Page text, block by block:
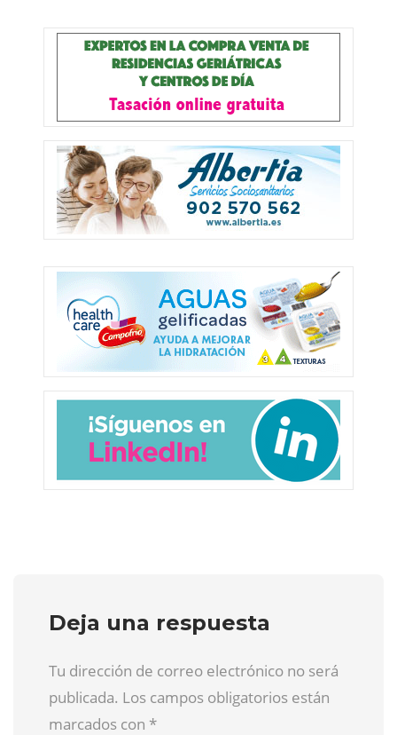
Deja una respuesta
Tu dirección de correo electrónico no será
publicada. Los campos obligatorios están
marcados con *